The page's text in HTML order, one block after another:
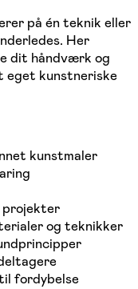
på én teknik eller
Her
dit håndværk og
eget kunstneriske
kunstmaler
projekter
og teknikker
fordybelse